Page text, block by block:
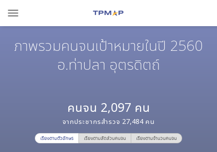
menu
ภาพรวมคนจนเป้าหมายในปี 2560
อ.ท่าปลา อุตรดิตถ์
คนจน 2,097 คน
จากประชากรสำรวจ 27,484 คน
เรียงตามตัวอักษร เรียงตามสัดส่วนคนจน เรียงตามจำนวนคนจน